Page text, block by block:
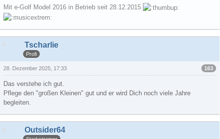
Mit e-Golf Model 2016 in Betrieb seit 28.12.2015
Tscharlie
Profi
163
28. Dezember 2025, 17:33
Das verstehe ich gut.
Pflege den "großen Kleinen" gut und er wird Dich noch viele Jahre
begleiten.
Outsider64